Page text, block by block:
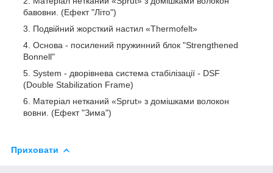
бавовни. (Ефект "Літо")
Подвійний жорсткий настил «Thermofelt»
Основа - посилений пружинний блок "Strengthened
Bonnell"
System - дворівнева система стабілізації - DSF
(Double Stabilization Frame)
Матеріал нетканий «Sprut» з домішками волокон
вовни. (Ефект "Зима")
Приховати